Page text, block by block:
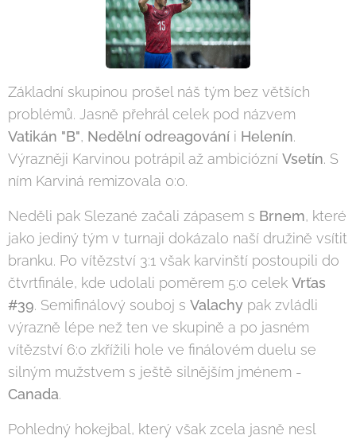
Základní skupinou prošel náš tým bez větších
problémů. Jasně přehrál celek pod názvem
Vatikán "B", Nedělní odreagování i Helenín.
Výrazněji Karvinou potrápil až ambiciózní Vsetín. S
ním Karviná remizovala 0:0.
Neděli pak Slezané začali zápasem s Brnem, které
jako jediný tým v turnaji dokázalo naší družině vsítit
branku. Po vítězství 3:1 však karvinští postoupili do
čtvrtfinále, kde udolali poměrem 5:0 celek Vrťas
#39. Semifinálový souboj s Valachy pak zvládli
výrazně lépe než ten ve skupině a po jasném
vítězství 6:0 zkřížili hole ve finálovém duelu se
silným mužstvem s ještě silnějším jménem -
Canada.
Pohledný hokejbal, který však zcela jasně nesl